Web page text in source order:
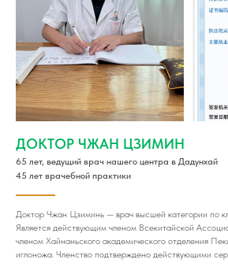
ДОКТОР ЧЖАН ЦЗИМИН
65 лет, ведущий врач нашего центра в Дадунхай
45 лет врачебной практики
Доктор Чжан Цзиминь — врач высшей категории по
Является действующим членом Всекитайской
членом Хайнаньского академического отделения
иглоножа. Членство подтверждено действующими